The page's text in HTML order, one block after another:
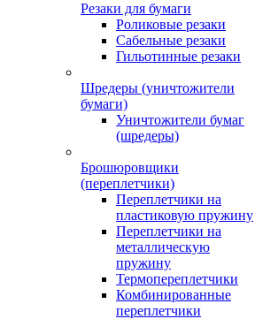
Резаки для бумаги
Роликовые резаки
Сабельные резаки
Гильотинные резаки
Шредеры (уничтожители
бумаги)
Уничтожители бумаг
(шредеры)
Брошюровщики
(переплетчики)
Переплетчики на
пластиковую пружину
Переплетчики на
металлическую
пружину
Термопереплетчики
Комбинированные
переплетчики